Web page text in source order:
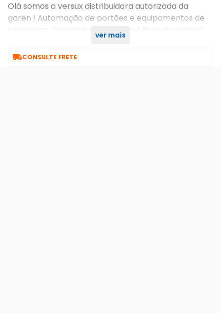
Olá somos a versux distribuidora autorizada da
garen ! Automação de portões e equipamentos de
segurança. Garantia de 12 meses ! Base da central
ver mais
CONSULTE FRETE